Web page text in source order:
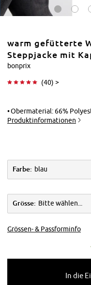
warm gefütterte
Steppjacke mit
bonprix
(40) >
Obermaterial: 66% Polyester, 34% Polyester (recycelt), Ärmelfutter:
Produktinformationen
Farbe: blau
Grösse: Bitte wählen...
Grössen- & Passforminfo
In die